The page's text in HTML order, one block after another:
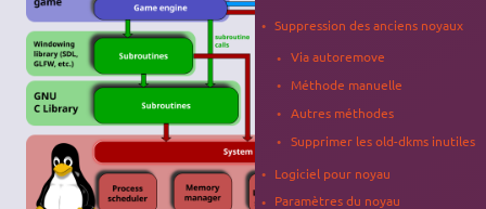
Suppression des anciens noyaux
Via autoremove
Méthode manuelle
Autres méthodes
Supprimer les old-dkms inutiles
Logiciel pour noyau
Paramètres du noyau